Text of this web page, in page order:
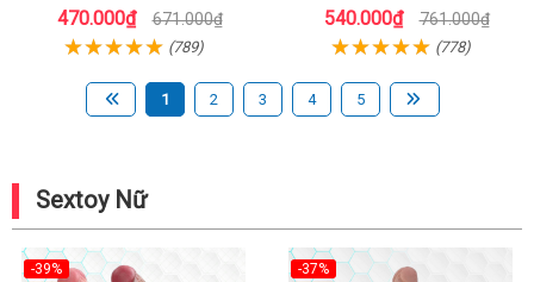
470.000₫ 671.000₫
(789)
Lượng
540.000₫ 761.000₫
(778)
1 2 3 4 5
Sextoy Nữ
-39%
-37%